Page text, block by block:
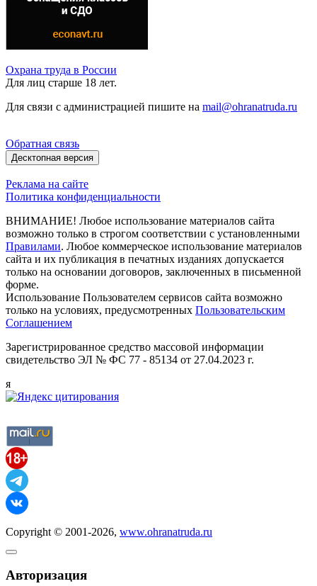
Охрана труда в России
Для лиц старше 18 лет.
Для связи с администрацией пишите на mail@ohranatruda.ru
Обратная связь
Десктопная версия
Реклама на сайте
Политика конфиденциальности
ВНИМАНИЕ! Любое использование материалов сайта
возможно только в строгом соответствии с установленными
Правилами. Любое коммерческое использование материалов
сайта и их публикация в печатных изданиях допускается
только на основании договоров, заключенных в письменной
форме.
Использование Пользователем сервисов сайта возможно
только на условиях, предусмотренных Пользовательским
Соглашением
Зарегистрированное средство массовой информации
свидетельство ЭЛ № ФС 77 - 85134 от 27.04.2023 г.
я
Copyright © 2001-2026, www.ohranatruda.ru
Авторизация